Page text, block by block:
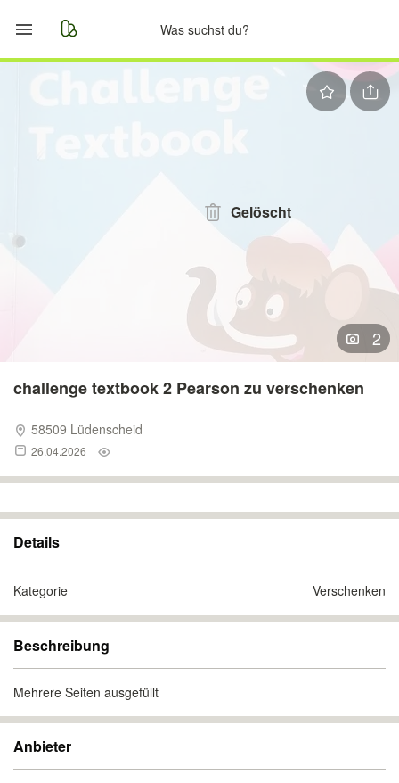
Gelöscht
2
challenge textbook 2 Pearson zu verschenken
58509 Lüdenscheid
26.04.2026
Details
Kategorie Verschenken
Beschreibung
Mehrere Seiten ausgefüllt
Anbieter